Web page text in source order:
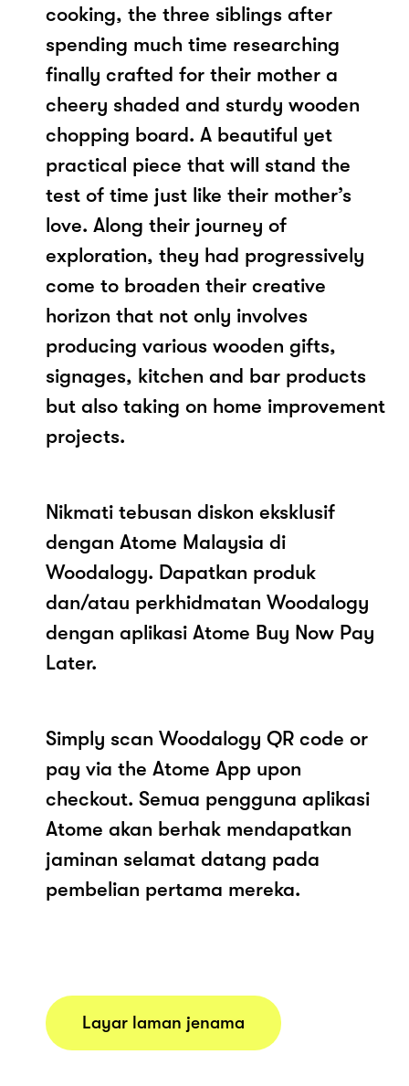
cooking, the three siblings after
spending much time researching
finally crafted for their mother a
cheery shaded and sturdy wooden
chopping board. A beautiful yet
practical piece that will stand the
test of time just like their mother’s
love. Along their journey of
exploration, they had progressively
come to broaden their creative
horizon that not only involves
producing various wooden gifts,
signages, kitchen and bar products
but also taking on home improvement
projects.
Nikmati tebusan diskon eksklusif
dengan Atome Malaysia di
Woodalogy. Dapatkan produk
dan/atau perkhidmatan Woodalogy
dengan aplikasi Atome Buy Now Pay
Later.
Simply scan Woodalogy QR code or
pay via the Atome App upon
checkout. Semua pengguna aplikasi
Atome akan berhak mendapatkan
jaminan selamat datang pada
pembelian pertama mereka.
Layar laman jenama